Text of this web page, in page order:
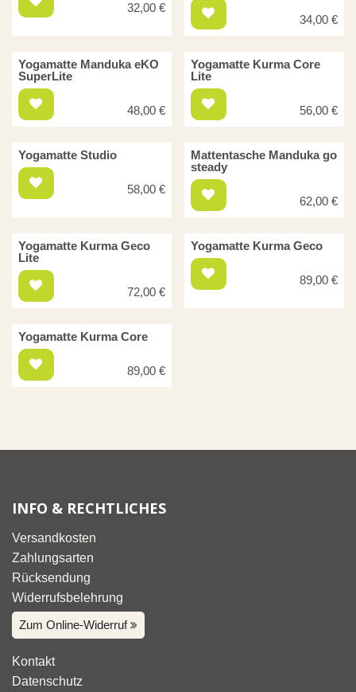
32,00€
34,00€
Yogamatte Manduka eKO
SuperLite
48,00€
Yogamatte Kurma Core
Lite
56,00€
Yogamatte Studio
58,00€
Mattentasche Manduka go
steady
62,00€
Yogamatte Kurma Geco
Lite
72,00€
Yogamatte Kurma Geco
89,00€
Yogamatte Kurma Core
89,00€
INFO & RECHTLICHES
Versandkosten
Zahlungsarten
Rücksendung
Widerrufsbelehrung
Zum Online-Widerruf
Kontakt
Datenschutz